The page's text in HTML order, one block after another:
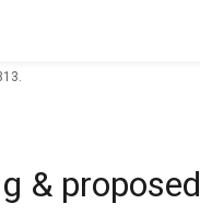
& proposed